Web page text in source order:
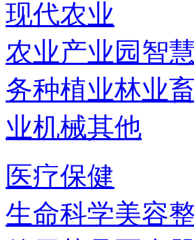
现代农业
农业产业园智
务种植业林业
业机械其他
医疗保健
生命科学美容